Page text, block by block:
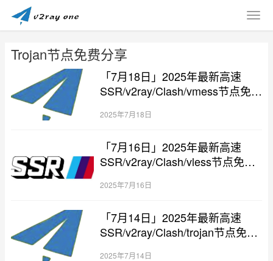
Trojan节点免费分享
「7月18日」2025年最新高速
SSR/v2ray/Clash/vmess节点免费
2025年7月18日
「7月16日」2025年最新高速
SSR/v2ray/Clash/vless节点免费
2025年7月16日
「7月14日」2025年最新高速
SSR/v2ray/Clash/trojan节点免费
2025年7月14日